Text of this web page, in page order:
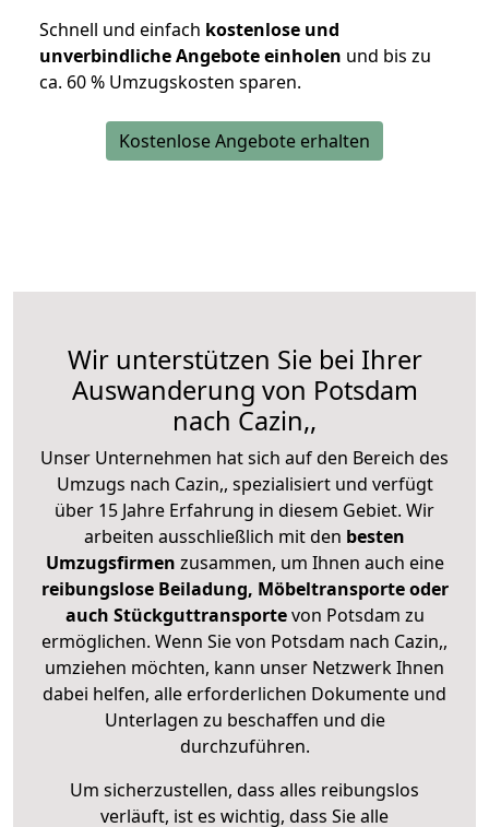
Schnell und einfach kostenlose und
unverbindliche Angebote einholen und bis zu
ca. 60 % Umzugskosten sparen.
Kostenlose Angebote erhalten
Wir unterstützen Sie bei Ihrer
Auswanderung von Potsdam
nach Cazin,,
Unser Unternehmen hat sich auf den Bereich des
Umzugs nach Cazin,, spezialisiert und verfügt
über 15 Jahre Erfahrung in diesem Gebiet. Wir
arbeiten ausschließlich mit den besten
Umzugsfirmen zusammen, um Ihnen auch eine
reibungslose Beiladung, Möbeltransporte oder
auch Stückguttransportevon Potsdam zu
ermöglichen. Wenn Sie von Potsdam nach Cazin,,
umziehen möchten, kann unser Netzwerk Ihnen
dabei helfen, alle erforderlichen Dokumente und
Unterlagen zu beschaffen und die
durchzuführen.
Um sicherzustellen, dass alles reibungslos
verläuft, ist es wichtig, dass Sie alle